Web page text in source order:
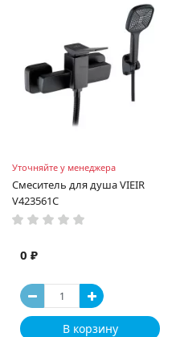
Уточняйте у менеджера
Смеситель для душа VIEIR
V423561C
0 ₽
В корзину